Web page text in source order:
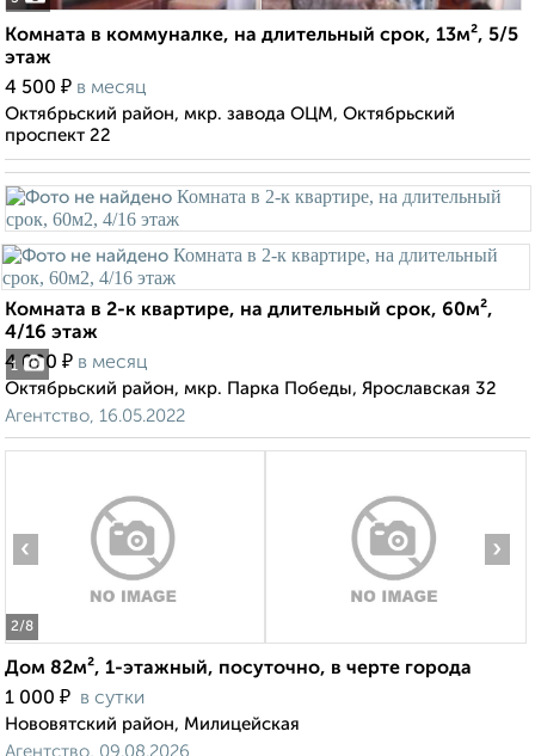
Комната в коммуналке, на длительный срок, 13м², 5/5
этаж
4 500 ₽ в месяц
Октябрьский район, мкр. завода ОЦМ, Октябрьский
проспект 22
1
Комната в 2-к квартире, на длительный срок, 60м²,
4/16 этаж
4 000 ₽ в месяц
Октябрьский район, мкр. Парка Победы, Ярославская 32
Агентство, 16.05.2022
2/8
‹ ›
Дом 82м², 1-этажный, посуточно, в черте города
1 000 ₽ в сутки
Нововятский район, Милицейская
Агентство, 09.08.2026